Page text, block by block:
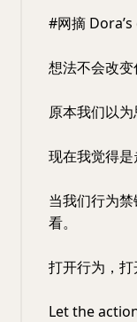
#网摘
想法不会改变
原本我们以为
现在我觉得是
当我们行为
看。
打开行为，打
Let the